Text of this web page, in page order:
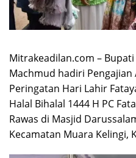
Mitrakeadilan.com – Bupati
Machmud hadiri Pengajian
Peringatan Hari Lahir
Halal Bihalal 1444 H PC
Rawas di Masjid
Kecamatan Muara Kelingi,